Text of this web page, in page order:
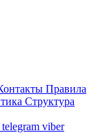
Правила
Структура
telegram viber